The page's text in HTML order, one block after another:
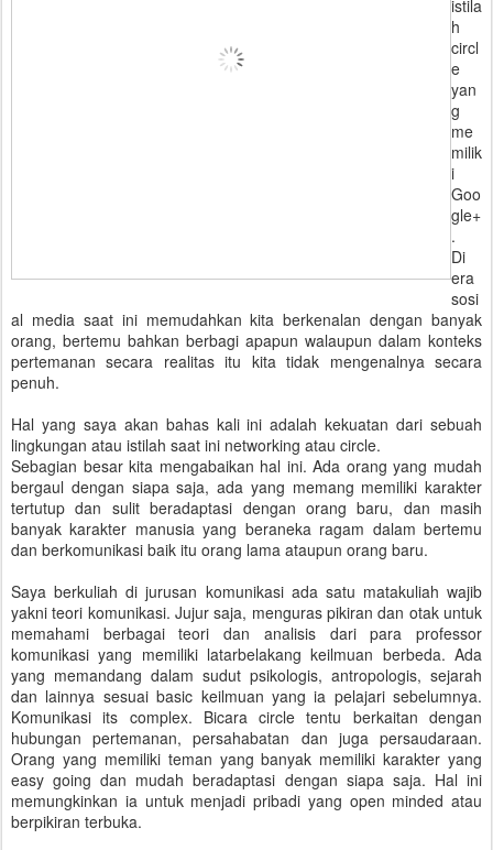
istila
h
circl
e
yan
g
me
milik
i
Goo
gle+
.
Di
era
sosi
al media saat ini memudahkan kita berkenalan dengan banyak
orang, bertemu bahkan berbagi apapun walaupun dalam konteks
pertemanan secara realitas itu kita tidak mengenalnya secara
penuh.
Hal yang saya akan bahas kali ini adalah kekuatan dari sebuah
lingkungan atau istilah saat ini networking atau circle.
Sebagian besar kita mengabaikan hal ini. Ada orang yang mudah
bergaul dengan siapa saja, ada yang memang memiliki karakter
tertutup dan sulit beradaptasi dengan orang baru, dan masih
banyak karakter manusia yang beraneka ragam dalam bertemu
dan berkomunikasi baik itu orang lama ataupun orang baru.
Saya berkuliah di jurusan komunikasi ada satu matakuliah wajib
yakni teori komunikasi. Jujur saja, menguras pikiran dan otak untuk
memahami berbagai teori dan analisis dari para professor
komunikasi yang memiliki latarbelakang keilmuan berbeda. Ada
yang memandang dalam sudut psikologis, antropologis, sejarah
dan lainnya sesuai basic keilmuan yang ia pelajari sebelumnya.
Komunikasi its complex. Bicara circle tentu berkaitan dengan
hubungan pertemanan, persahabatan dan juga persaudaraan.
Orang yang memiliki teman yang banyak memiliki karakter yang
easy going dan mudah beradaptasi dengan siapa saja. Hal ini
memungkinkan ia untuk menjadi pribadi yang open minded atau
berpikiran terbuka.